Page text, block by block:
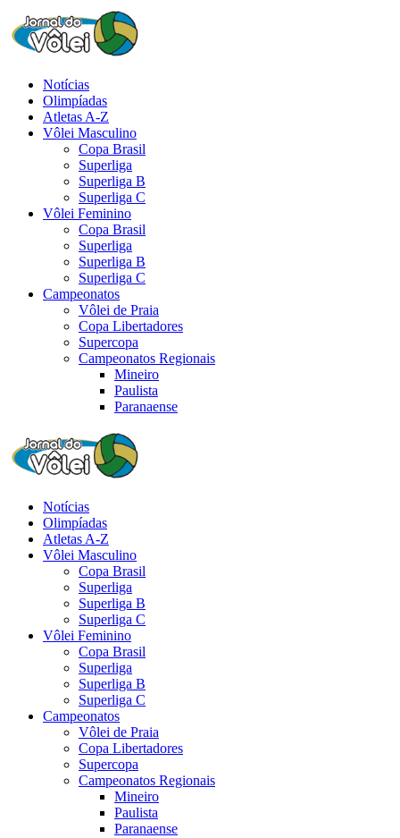
Notícias
Olimpíadas
Atletas A-Z
Vôlei Masculino
Copa Brasil
Superliga
Superliga B
Superliga C
Vôlei Feminino
Copa Brasil
Superliga
Superliga B
Superliga C
Campeonatos
Vôlei de Praia
Copa Libertadores
Supercopa
Campeonatos Regionais
Mineiro
Paulista
Paranaense
Notícias
Olimpíadas
Atletas A-Z
Vôlei Masculino
Copa Brasil
Superliga
Superliga B
Superliga C
Vôlei Feminino
Copa Brasil
Superliga
Superliga B
Superliga C
Campeonatos
Vôlei de Praia
Copa Libertadores
Supercopa
Campeonatos Regionais
Mineiro
Paulista
Paranaense